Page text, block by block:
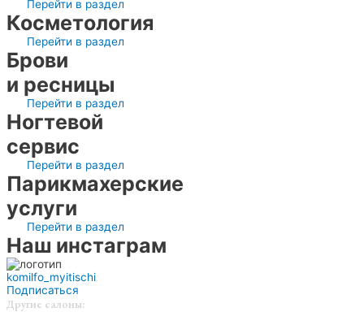
Перейти в раздел
Косметология
Перейти в раздел
Брови
и ресницы
Перейти в раздел
Ногтевой
сервис
Перейти в раздел
Парикмахерские
услуги
Перейти в раздел
Наш инстаграм
komilfo_myitischi
Подписаться
Другие салоны: